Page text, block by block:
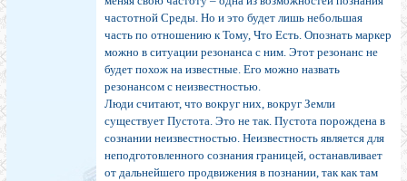
частотной Среды. Но и это будет лишь небольшая
часть по отношению к Тому, Что Есть. Опознать маркер
можно в ситуации резонанса с ним. Этот резонанс не
будет похож на известные. Его можно назвать
резонансом с неизвестностью.
Люди считают, что вокруг них, вокруг Земли
существует Пустота. Это не так. Пустота порождена в
сознании неизвестностью. Неизвестность является для
неподготовленного сознания границей, останавливает
от дальнейшего продвижения в познании, так как там